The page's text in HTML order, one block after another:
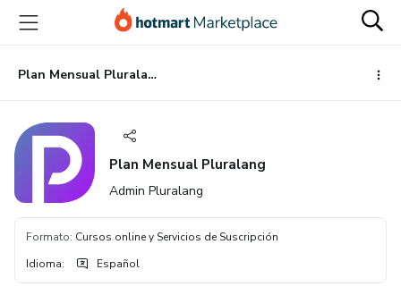
principal
página
de
página
Plan Mensual Pluralang
Plan Mensual Pluralang
Admin Pluralang
Formato: Cursos online y Servicios de Suscripción
Idioma: Español